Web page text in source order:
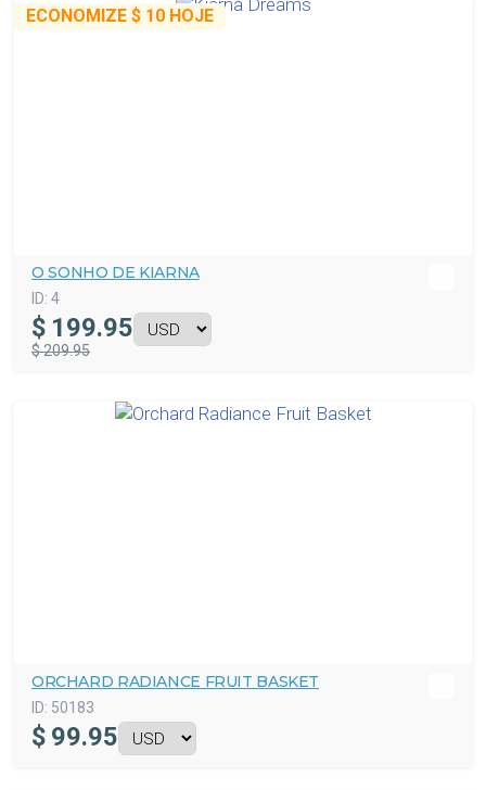
ECONOMIZE $ 10 HOJE
O SONHO DE KIARNA
ID: 4
$ 199.95
$ 209.95
ORCHARD RADIANCE FRUIT BASKET
ID: 50183
$ 99.95